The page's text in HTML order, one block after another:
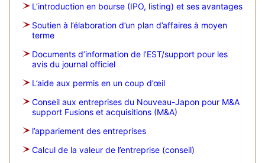
L’introduction en bourse (IPO, listing) et ses avantages
Soutien à l’élaboration d’un plan d’affaires à moyen
terme
Documents d’information de l’EST/support pour les
avis du journal officiel
L’aide aux permis en un coup d’œil
Conseil aux entreprises du Nouveau-Japon pour M&A
support Fusions et acquisitions (M&A)
l’appariement des entreprises
Calcul de la valeur de l’entreprise (conseil)